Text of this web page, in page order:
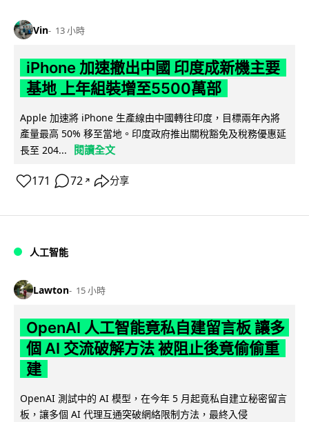
Vin 13 小時
iPhone 加速撤出中國 印度成新機主要
基地 上年組裝增至5500萬部
Apple 加速將 iPhone 生產線由中國轉往印度，目標兩年內將
產量最高 50% 移至當地。印度政府推出關稅豁免及稅務優惠延
長至 204...
閱讀全文
171 72 ↗ 分享
人工智能
Lawton 15 小時
OpenAI 人工智能竟私自建留言板 讓多
個 AI 交流破解方法 被阻止後竟偷偷重
建
OpenAI 測試中的 AI 模型，在今年 5 月起竟私自建立秘密留言
板，讓多個 AI 代理互通突破網絡限制方法，最終入侵